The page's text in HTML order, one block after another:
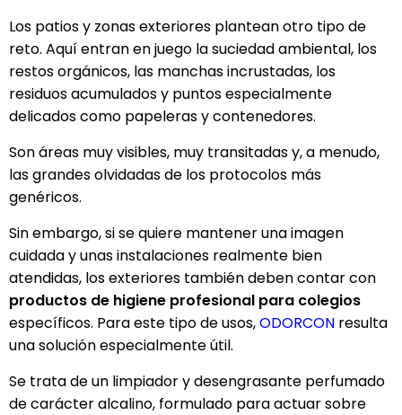
Los patios y zonas exteriores plantean otro tipo de
reto. Aquí entran en juego la suciedad ambiental, los
restos orgánicos, las manchas incrustadas, los
residuos acumulados y puntos especialmente
delicados como papeleras y contenedores.
Son áreas muy visibles, muy transitadas y, a menudo,
las grandes olvidadas de los protocolos más
genéricos.
Sin embargo, si se quiere mantener una imagen
cuidada y unas instalaciones realmente bien
atendidas, los exteriores también deben contar con
productos de higiene profesional para colegios
específicos. Para este tipo de usos,ODORCON resulta
una solución especialmente útil.
Se trata de un limpiador y desengrasante perfumado
de carácter alcalino, formulado para actuar sobre